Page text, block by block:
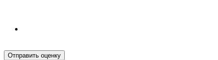
Отправить оценку